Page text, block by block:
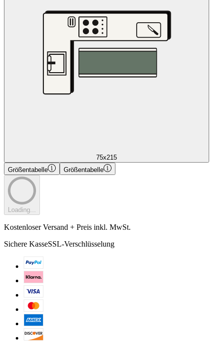
75x215
Größentabelle
Größentabelle
Loading...
Kostenloser Versand + Preis inkl. MwSt.
Sichere KasseSSL-Verschlüsselung